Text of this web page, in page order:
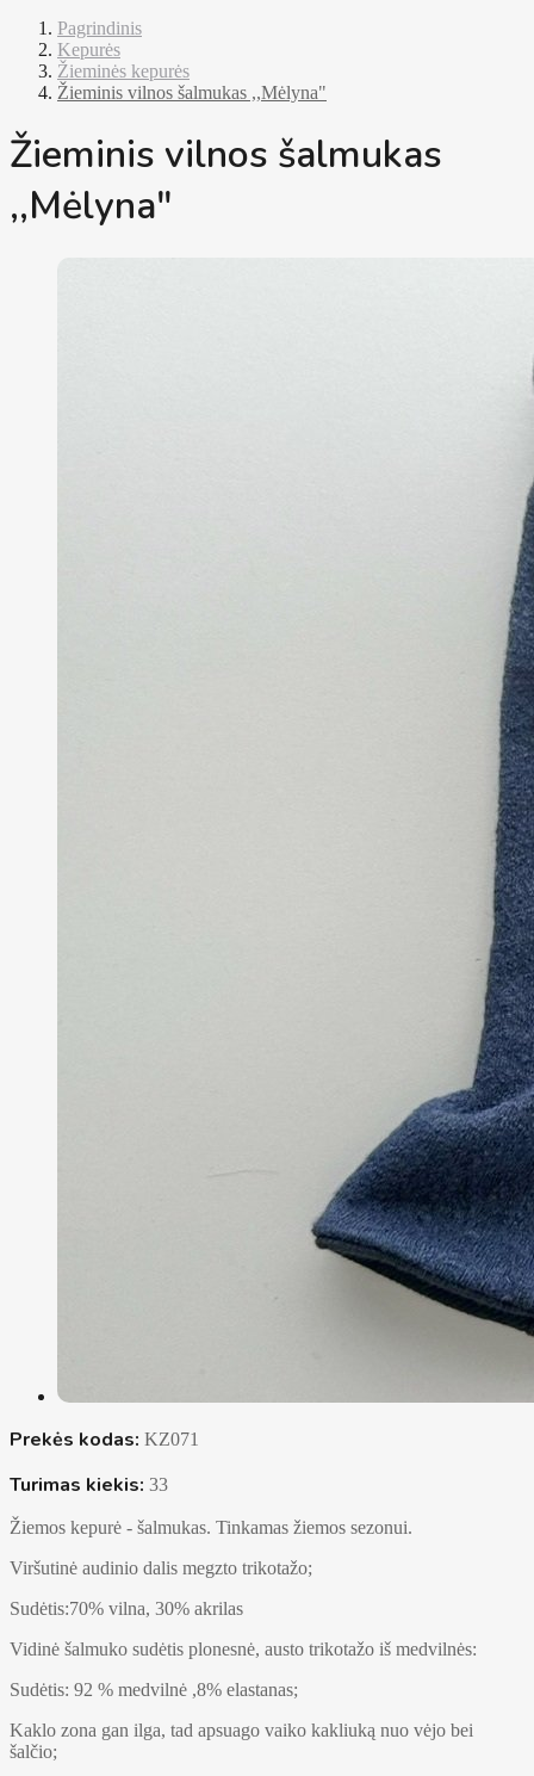
Pagrindinis
Kepurės
Žieminės kepurės
Žieminis vilnos šalmukas ,,Mėlyna"
Žieminis vilnos šalmukas
,,Mėlyna"
Prekės kodas: KZ071
Turimas kiekis: 33
Žiemos kepurė - šalmukas. Tinkamas žiemos sezonui.
Viršutinė audinio dalis megzto trikotažo;
Sudėtis:70% vilna, 30% akrilas
Vidinė šalmuko sudėtis plonesnė, austo trikotažo iš medvilnės:
Sudėtis: 92 % medvilnė ,8% elastanas;
Kaklo zona gan ilga, tad apsuago vaiko kakliuką nuo vėjo bei
šalčio;